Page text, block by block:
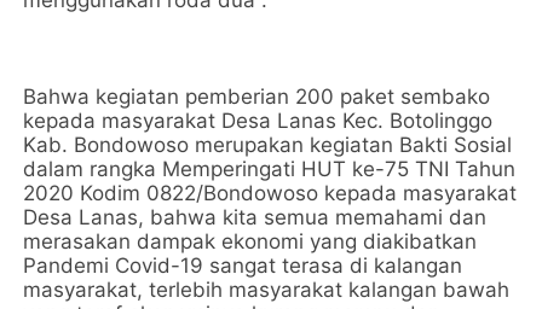
Bahwa kegiatan pemberian 200 paket sembako
kepada masyarakat Desa Lanas Kec. Botolinggo
Kab. Bondowoso merupakan kegiatan Bakti Sosial
dalam rangka Memperingati HUT ke-75 TNI Tahun
2020 Kodim 0822/Bondowoso kepada masyarakat
Desa Lanas, bahwa kita semua memahami dan
merasakan dampak ekonomi yang diakibatkan
Pandemi Covid-19 sangat terasa di kalangan
masyarakat, terlebih masyarakat kalangan bawah